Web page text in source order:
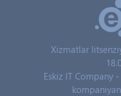
Xizmatlar
Eskiz IT Company